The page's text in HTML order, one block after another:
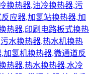
换热器,油冷换热器,污
应器,加氢站换热器,加
热器,印刷电路板式换热
水换热器,热水机换热
氢机换热器,微通道反
热器,热水换热器,水冷